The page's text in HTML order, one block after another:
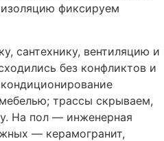
фиксируем
сантехнику, вентиляцию и
без конфликтов и
трассы скрываем,
На пол — инженерная
— керамогранит,